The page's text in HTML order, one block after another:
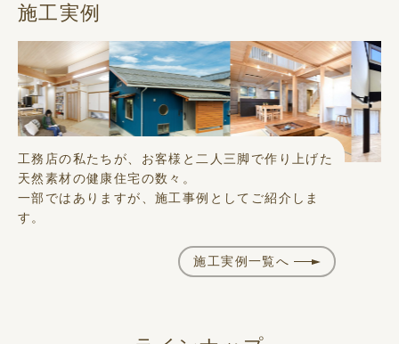
施工実例
工務店の私たちが、お客様と二人三脚で作り上げた
天然素材の健康住宅の数々。
一部ではありますが、施工事例としてご紹介しま
す。
施工実例一覧へ